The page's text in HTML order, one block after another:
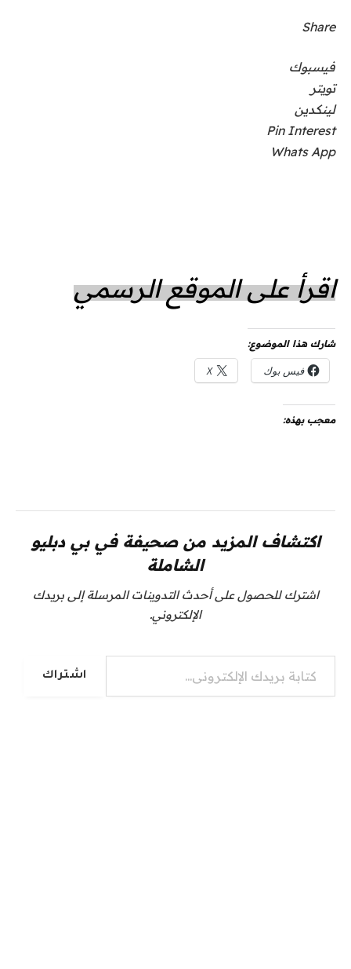
Share
فيسبوك
تويتر
لينكدين
Pin Interest
Whats App
اقرأ على الموقع الرسمي
شارك هذا الموضوع:
فيس بوك X
معجب بهذه:
اكتشاف المزيد من صحيفة في بي دبليو
الشاملة
اشترك للحصول على أحدث التدوينات المرسلة إلى بريدك
الإلكتروني.
كتابة بريدك الإلكتروني...
اشتراك